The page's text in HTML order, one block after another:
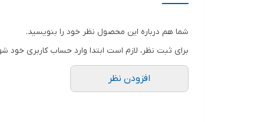
رنگ سفید و مشکی
شما هم درباره این محصول نظر خود را بنویسید.
برای ثبت نظر، لازم است ابتدا وارد حساب کاربری خود
افزودن نظر